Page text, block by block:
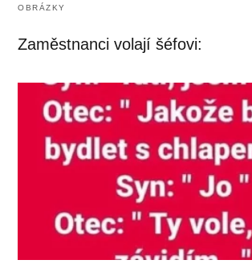
OBRÁZKY
Zaměstnanci volají šéfovi: